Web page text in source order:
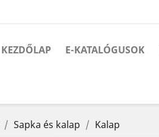
KEZDŐLAP E-KATALÓGUSOK
Sapka és kalap Kalap